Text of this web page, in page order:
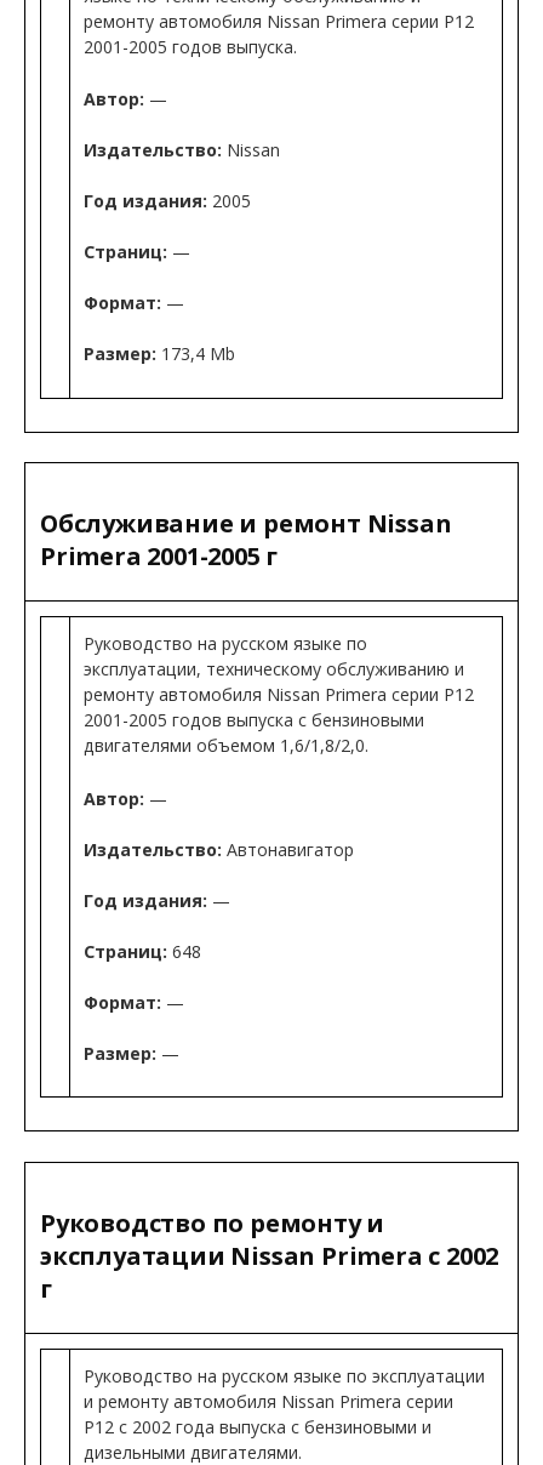
ремонту автомобиля Nissan Primera серии P12
2001-2005 годов выпуска.
Автор: —
Издательство: Nissan
Год издания: 2005
Страниц: —
Формат: —
Размер: 173,4 Mb
Обслуживание и ремонт Nissan
Primera 2001-2005 г
Руководство на русском языке по
эксплуатации, техническому обслуживанию и
ремонту автомобиля Nissan Primera серии P12
2001-2005 годов выпуска с бензиновыми
двигателями объемом 1,6/1,8/2,0.
Автор: —
Издательство: Автонавигатор
Год издания: —
Страниц: 648
Формат: —
Размер: —
Руководство по ремонту и
эксплуатации Nissan Primera с 2002
г
Руководство на русском языке по эксплуатации
и ремонту автомобиля Nissan Primera серии
P12 с 2002 года выпуска с бензиновыми и
дизельными двигателями.